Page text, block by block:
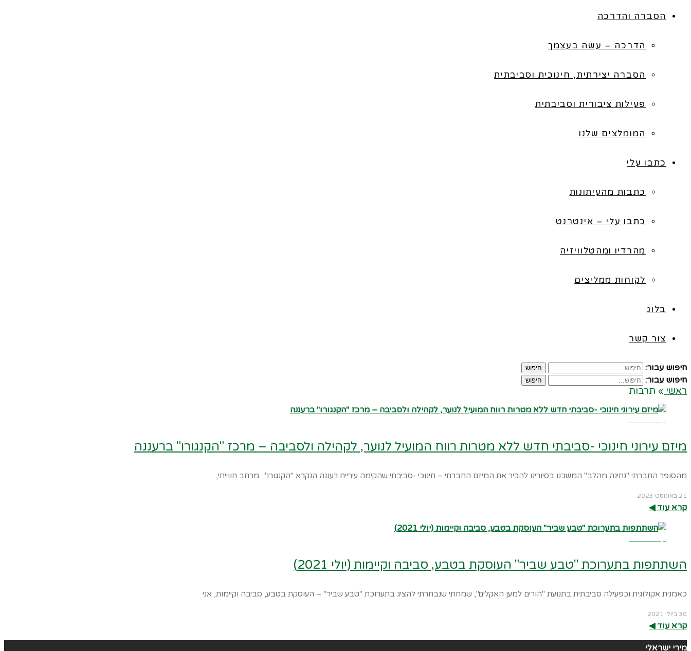
הסברה והדרכה
הדרכה – עשה בעצמך
הסברה יצירתית, חינוכית וסביבתית
פעילות ציבורית וסביבתית
המומלצים שלנו
כתבו עלי
כתבות מהעיתונות
כתבו עלי – אינטרנט
מהרדיו ומהטלוויזיה
לקוחות ממליצים
בלוג
צור קשר
חיפוש עבור: חיפוש
חיפוש עבור: חיפוש
ראשי » תרבות
מיזם עירוני חינוכי -סביבתי חדש ללא מטרות רווח המועיל לנוער, לקהילה ולסביבה – מרכז "הקנגורו" ברעננה
מהסופר החברתי "נתינה מהלב" המשכנו בסיורינו להכיר את המיזם החברתי – חינוכי -סביבתי שהקימה עיריית רעננה הנקרא "הקנגורו". מרחב חווייתי,
21 באוגוסט 2023
קרא עוד ◀︎
השתתפות בתערוכת "טבע שביר" העוסקת בטבע, סביבה וקיימות (יולי 2021)
כאמנית אקולוגית וכפעילה סביבתית בתנועת "הורים למען האקלים", שמחתי שנבחרתי להציג בתערוכת "טבע שביר" – העוסקת בטבע, סביבה וקיימות, אני
30 ביולי 2021
קרא עוד ◀︎
מירי ישראלי